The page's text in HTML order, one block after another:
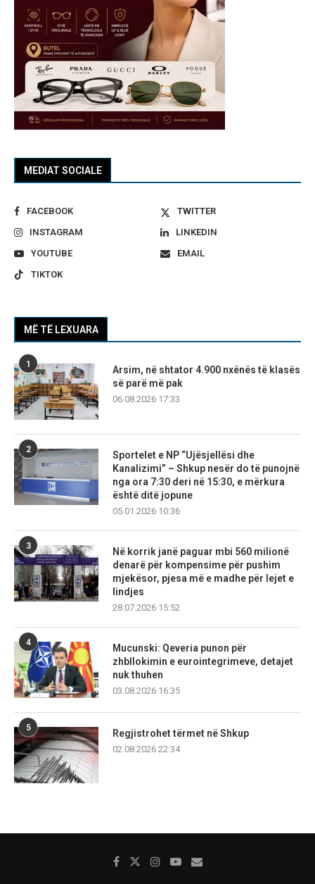
MEDIAT SOCIALE
FACEBOOK
TWITTER
INSTAGRAM
LINKEDIN
YOUTUBE
EMAIL
TIKTOK
MË TË LEXUARA
1
Arsim, në shtator 4.900 nxënës të klasës
së parë më pak
06.08.2026 17:33
2
Sportelet e NP “Ujësjellësi dhe
Kanalizimi” – Shkup nesër do të punojnë
nga ora 7:30 deri në 15:30, e mërkura
është ditë jopune
05.01.2026 10:36
3
Në korrik janë paguar mbi 560 milionë
denarë për kompensime për pushim
mjekësor, pjesa më e madhe për lejet e
lindjes
28.07.2026 15:52
4
Mucunski: Qeveria punon për
zhbllokimin e eurointegrimeve, detajet
nuk thuhen
03.08.2026 16:35
5
Regjistrohet tërmet në Shkup
02.08.2026 22:34